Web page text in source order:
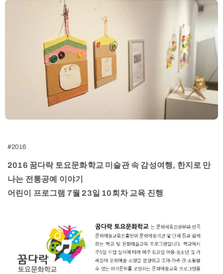
#2016
2016 꿈다락 토요문화학교 미술관 속 감성여행, 한지로 만
나는 전통공예 이야기
어린이 프로그램 7월 23일 10회차 교육 진행